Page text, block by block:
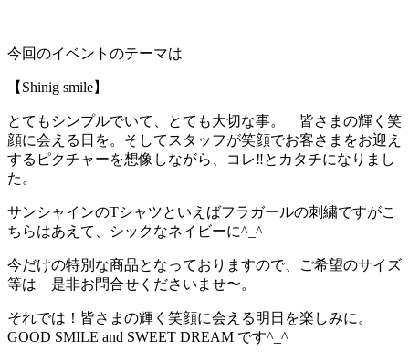
今回のイベントのテーマは
【Shinig smile】
とてもシンプルでいて、とても大切な事。 皆さまの輝く笑
顔に会える日を。そしてスタッフが笑顔でお客さまをお迎え
するピクチャーを想像しながら、コレ‼︎とカタチになりまし
た。
サンシャインのTシャツといえばフラガールの刺繍ですがこ
ちらはあえて、シックなネイビーに^_^
今だけの特別な商品となっておりますので、ご希望のサイズ
等は 是非お問合せくださいませ〜。
それでは！皆さまの輝く笑顔に会える明日を楽しみに。
GOOD SMILE and SWEET DREAM です^_^